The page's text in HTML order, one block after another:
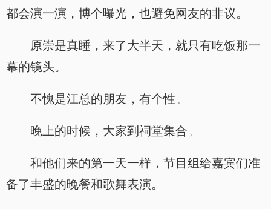
都会演一演，博个曝光，也避免网友的非议。
原崇是真睡，来了大半天，就只有吃饭那一
幕的镜头。
不愧是江总的朋友，有个性。
晚上的时候，大家到祠堂集合。
和他们来的第一天一样，节目组给嘉宾们准
备了丰盛的晚餐和歌舞表演。